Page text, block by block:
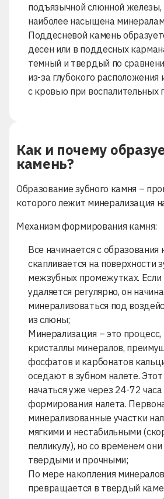
подъязычной слюнной железы,
наиболее насыщена
Поддесневой камень
десен или в поддесных
темный и твердый по
из-за глубокого расположения
с кровью при воспалительных
Как и почему
камень?
Образование зубного камня –
которого лежит минерализация
Механизм формирования камня:
Все начинается с образования
скапливается на поверхности
межзубных промежутках. Если
удаляется регулярно, он
минерализоваться под
из слюны;
Минерализация – это
кристаллы минералов,
фосфатов и карбонатов
оседают в зубном налете.
начаться уже через 24-72 часа
формирования налета.
минерализованные участки
мягкими и нестабильными
пелликулу), но со временем они
твердыми и прочными;
По мере накопления
превращается в твердый